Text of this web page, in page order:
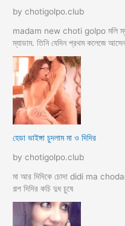
by chotigolpo.club
madam new choti golpo মলি
ম্যাডাম. তিনি যেদিন প্রথম কলেজে
হেডা ভাইঙ্গা চুদলাম মা ও দিদির
by chotigolpo.club
মা আর দিদিকে চোদা didi ma
গল্প দিদির কচি দুধ চুষে